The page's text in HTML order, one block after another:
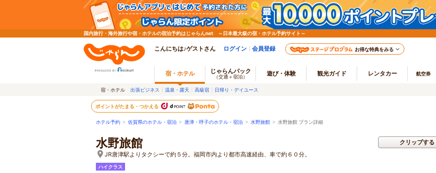
国内旅行・海外旅行や宿・ホテルの宿泊予約はじゃらんnet ～日本最大級の宿・ホテル予約サイト～
こんにちは♪ゲストさん ログイン 会員登録 お得な特典をみる
宿・ホテル じゃらんパック
（交通＋宿泊） 遊び・体験 観光ガイド レンタカー 航空券
宿・ホテル 出張ビジネス 温泉・露天 高級宿 日帰り・デイユース
ポイントがたまる・つかえる
ホテル予約 > 佐賀県のホテル・宿泊 > 唐津・呼子のホテル・宿泊 > 水野旅館 > 水野旅館 プラン詳細
水野旅館
JR唐津駅よりタクシーで約５分。福岡市内より都市高速経由、車で約６０分。
ハイクラス
クリップする